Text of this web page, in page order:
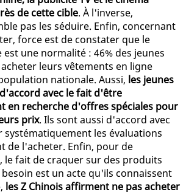
de cette cible. À l'inverse,
pas les séduire. Enfin, concernant
force est de constater que le
une normalité : 46% des jeunes
leurs vêtements en ligne
nationale. Aussi, les jeunes
avec le fait d'être
en recherche d'offres spéciales pour
prix. Ils sont aussi d'accord avec
systématiquement les évaluations
de l'acheter. Enfin, pour de
le fait de craquer sur des produits
est un acte qu'ils connaissent
les Z Chinois affirment ne pas acheter